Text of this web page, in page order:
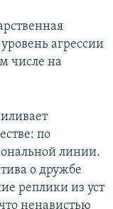
агрессии
числе на
по
линии.
о дружбе
реплики из уст
ненавистью